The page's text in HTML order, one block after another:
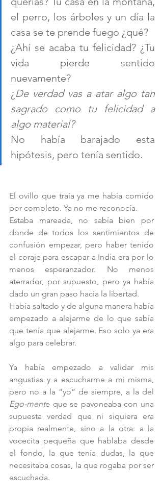
el perro, los árboles y un día la
casa se te prende fuego ¿qué?
¿Ahí se acaba tu felicidad? ¿Tu
vida pierde sentido
nuevamente?
¿ De verdad vas a atar algo tan
sagrado como tu felicidad a
algo material?
No había barajado esta
hipótesis, pero tenía sentido.
El ovillo que traía ya me había comido
por completo. Ya no me reconocía.
Estaba mareada, no sabía bien por
donde de todos los sentimientos de
confusión empezar, pero haber tenido
el coraje para escapar a India era por lo
menos esperanzador. No menos
aterrador, por supuesto, pero ya había
dado un gran paso hacia la libertad.
Había saltado y de alguna manera había
empezado a alejarme de lo que sabía
que tenía que alejarme. Eso solo ya era
algo para celebrar.
Ya había empezado a validar mis
angustias y a escucharme a mi misma,
Ego-mente que se pavoneaba con una
supuesta verdad que ni siquiera era
propia realmente, sino a la otra: a la
vocecita pequeña que hablaba desde
el fondo, la que tenía dudas, la que
necesitaba cosas, la que rogaba por ser
escuchada.